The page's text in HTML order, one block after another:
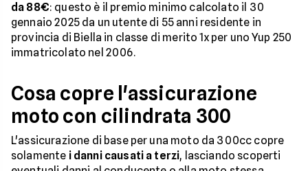
da 88€: questo è il premio minimo calcolato il 30
gennaio 2025 da un utente di 55 anni residente in
provincia di Biella in classe di merito 1x per uno Yup 250
immatricolato nel 2006.
Cosa copre l'assicurazione
moto con cilindrata 300
L'assicurazione di base per una moto da 300cc copre
solamente i danni causati a terzi, lasciando scoperti